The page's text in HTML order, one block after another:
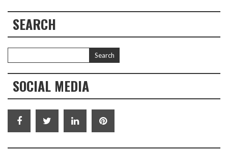
SEARCH
SOCIAL MEDIA